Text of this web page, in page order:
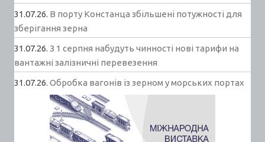
31.07.26. В порту Констанца збільшені потужності для
зберігання зерна
31.07.26. З 1 серпня набудуть чинності нові тарифи на
вантажні залізничні перевезення
31.07.26. Обробка вагонів із зерном у морських портах